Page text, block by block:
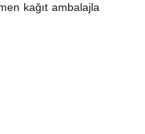
kağıt ambalajla